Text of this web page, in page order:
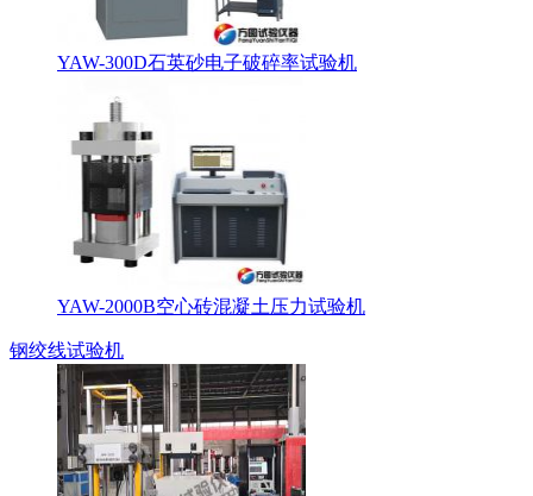
YAW-300D石英砂电子破碎率试验机
YAW-2000B空心砖混凝土压力试验机
钢绞线试验机